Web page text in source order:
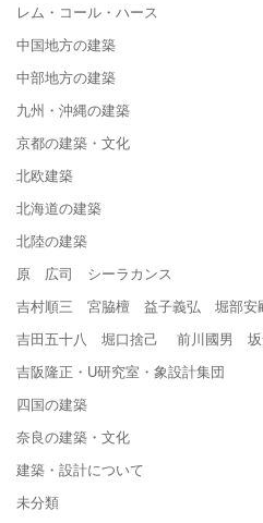
レム・コール・ハース
中国地方の建築
中部地方の建築
九州・沖縄の建築
京都の建築・文化
北欧建築
北海道の建築
北陸の建築
原 広司 シーラカンス
吉村順三 宮脇檀 益子義弘 堀部安
吉田五十八 堀口捨己 前川國男
吉阪隆正・U研究室・象設計集団
四国の建築
奈良の建築・文化
建築・設計について
未分類